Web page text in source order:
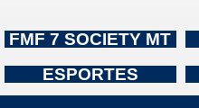
FMF 7 SOCIETY MT
ESPORTES